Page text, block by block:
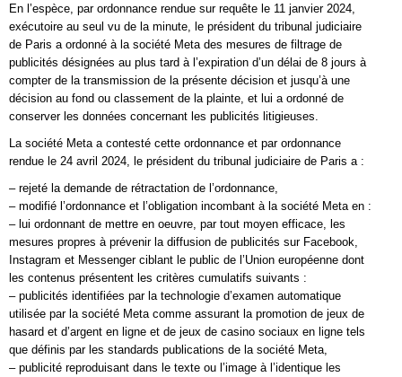
En l’espèce, par ordonnance rendue sur requête le 11 janvier 2024,
exécutoire au seul vu de la minute, le président du tribunal judiciaire
de Paris a ordonné à la société Meta des mesures de filtrage de
publicités désignées au plus tard à l’expiration d’un délai de 8 jours à
compter de la transmission de la présente décision et jusqu’à une
décision au fond ou classement de la plainte, et lui a ordonné de
conserver les données concernant les publicités litigieuses.
La société Meta a contesté cette ordonnance et par ordonnance
rendue le 24 avril 2024, le président du tribunal judiciaire de Paris a :
– rejeté la demande de rétractation de l’ordonnance,
– modifié l’ordonnance et l’obligation incombant à la société Meta en :
– lui ordonnant de mettre en oeuvre, par tout moyen efficace, les
mesures propres à prévenir la diffusion de publicités sur Facebook,
Instagram et Messenger ciblant le public de l’Union européenne dont
les contenus présentent les critères cumulatifs suivants :
– publicités identifiées par la technologie d’examen automatique
utilisée par la société Meta comme assurant la promotion de jeux de
hasard et d’argent en ligne et de jeux de casino sociaux en ligne tels
que définis par les standards publications de la société Meta,
– publicité reproduisant dans le texte ou l’image à l’identique les